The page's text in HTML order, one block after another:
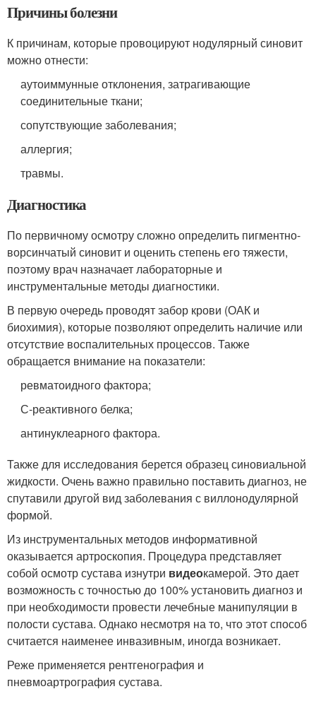
Причины болезни
К причинам, которые провоцируют нодулярный синовит
можно отнести:
аутоиммунные отклонения, затрагивающие
соединительные ткани;
сопутствующие заболевания;
аллергия;
травмы.
Диагностика
По первичному осмотру сложно определить пигментно-
ворсинчатый синовит и оценить степень его тяжести,
поэтому врач назначает лабораторные и
инструментальные методы диагностики.
В первую очередь проводят забор крови (ОАК и
биохимия), которые позволяют определить наличие или
отсутствие воспалительных процессов. Также
обращается внимание на показатели:
ревматоидного фактора;
С-реактивного белка;
антинуклеарного фактора.
Также для исследования берется образец синовиальной
жидкости. Очень важно правильно поставить диагноз, не
спутавили другой вид заболевания с виллонодулярной
формой.
Из инструментальных методов информативной
оказывается артроскопия. Процедура представляет
собой осмотр сустава изнутри видеокамерой. Это дает
возможность с точностью до 100% установить диагноз и
при необходимости провести лечебные манипуляции в
полости сустава. Однако несмотря на то, что этот способ
считается наименее инвазивным, иногда возникает.
Реже применяется рентгенография и
пневмоартрография сустава.